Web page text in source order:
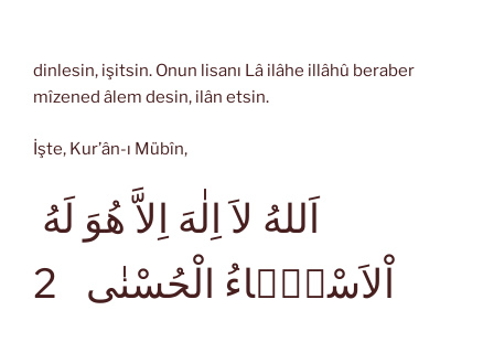
dinlesin, işitsin. Onun lisanı Lâ ilâhe illâhû beraber
mîzened âlem desin, ilân etsin.
İşte, Kur’ân-ı Mübîn,
اْلاَسْمَۤاءُ الْحُسْنٰى